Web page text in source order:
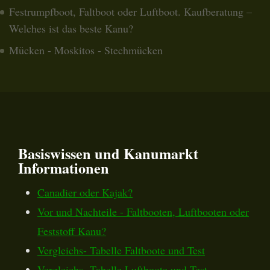
Festrumpfboot, Faltboot oder Luftboot. Kaufberatung –
Welches ist das beste Kanu?
Mücken - Moskitos - Stechmücken
Basiswissen und Kanumarkt
Informationen
Canadier oder Kajak?
Vor und Nachteile - Faltbooten, Luftbooten oder
Feststoff Kanu?
Vergleichs- Tabelle Faltboote und Test